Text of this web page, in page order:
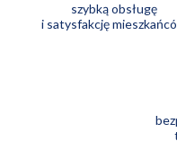
szybką obsługę
i satysfakcję